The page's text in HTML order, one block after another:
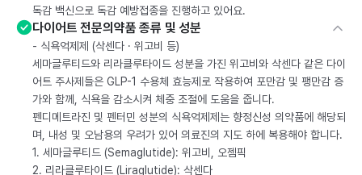
독감 백신으로 독감 예방접종을 진행하고 있어요.
다이어트 전문의약품 종류 및 성분
- 식욕억제제 (삭센다 · 위고비 등)
세마글루티드와 리라클루타이드 성분을 가진 위고비와 삭센다 같은 다이
어트 주사제들은 GLP-1 수용체 효능제로 작용하여 포만감 및 팽만감 증
가와 함께, 식욕을 감소시켜 체중 조절에 도움을 줍니다.
펜디메트라진 및 펜터민 성분의 식욕억제제는 향정신성 의약품에 해당되
며, 내성 및 오남용의 우려가 있어 의료진의 지도 하에 복용해야 합니다.
1. 세마글루티드 (Semaglutide): 위고비, 오젬픽
2. 리라클루타이드 (Liraglutide): 삭센다